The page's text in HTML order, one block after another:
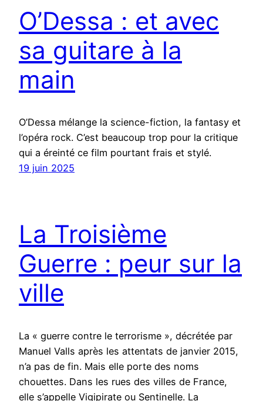
O’Dessa : et avec
sa guitare à la
main
O’Dessa mélange la science-fiction, la fantasy et
l’opéra rock. C’est beaucoup trop pour la critique
qui a éreinté ce film pourtant frais et stylé.
19 juin 2025
La Troisième
Guerre : peur sur la
ville
La « guerre contre le terrorisme », décrétée par
Manuel Valls après les attentats de janvier 2015,
n’a pas de fin. Mais elle porte des noms
chouettes. Dans les rues des villes de France,
elle s’appelle Vigipirate ou Sentinelle. La